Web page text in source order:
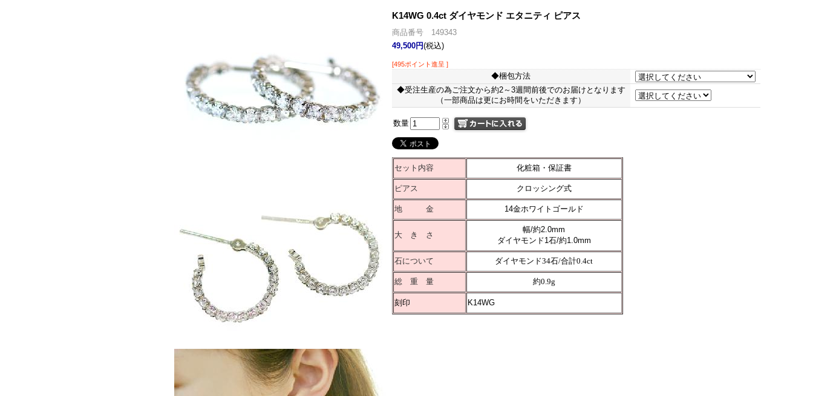
K14WG 0.4ct ダイヤモンド エタニティ ピアス
商品番号 149343
49,500円(税込)
[495ポイント進呈 ]
◆梱包方法
◆受注生産の為ご注文から約2～3週間前後でのお届けとなります
（一部商品は更にお時間をいただきます）
数量
セット内容 化粧箱・保証書
ピアス クロッシング式
地 金 14金ホワイトゴールド
大 き さ
幅/約2.0mm
ダイヤモンド1石/約1.0mm
石について ダイヤモンド34石/合計0.4ct
総 重 量 約0.9g
刻印 K14WG